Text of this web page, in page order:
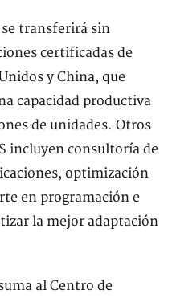
se transferirá sin
certificadas de
y China, que
capacidad productiva
de unidades. Otros
incluyen consultoría de
optimización
en programación e
la mejor adaptación
al Centro de